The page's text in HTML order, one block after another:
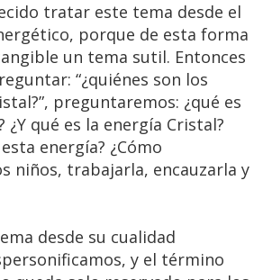
tratar este tema desde el
porque de esta forma
un tema sutil. Entonces
“¿quiénes son los
preguntaremos: ¿qué es
¿Y qué es la energía Cristal?
energía? ¿Cómo
niños, trabajarla, encauzarla y
desde su cualidad
y el término